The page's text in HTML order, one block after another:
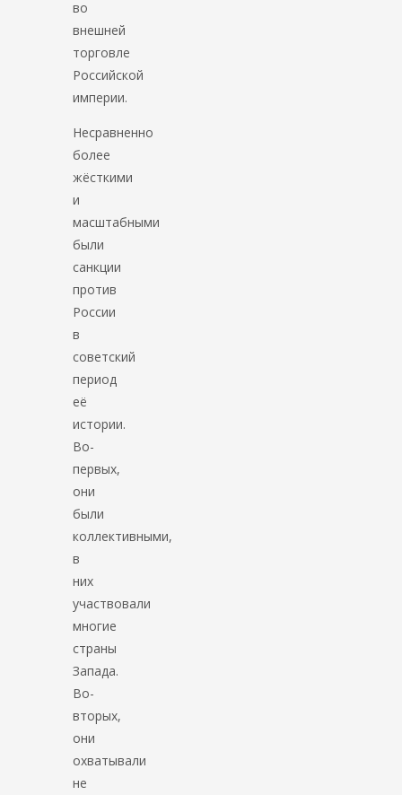
во
внешней
торговле
Российской
империи.
Несравненно
более
жёсткими
и
масштабными
были
санкции
против
России
в
советский
период
её
истории.
Во-
первых,
они
были
коллективными,
в
них
участвовали
многие
страны
Запада.
Во-
вторых,
они
охватывали
не